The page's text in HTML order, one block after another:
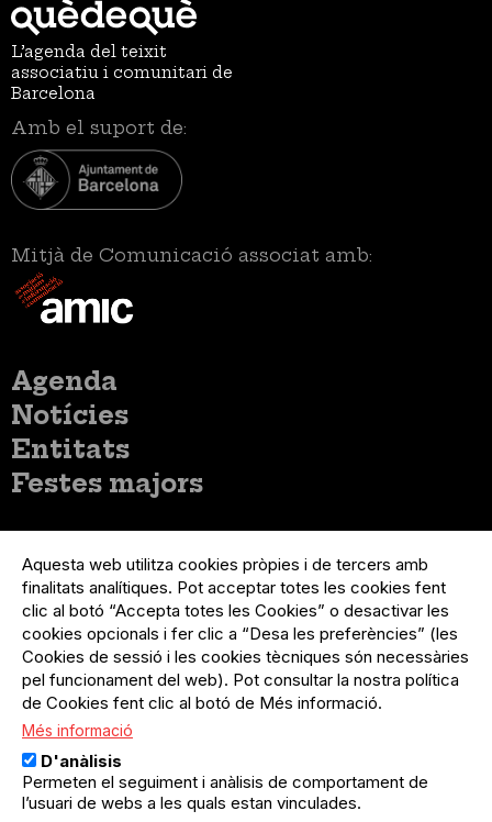
L’agenda del teixit
associatiu i comunitari de
Barcelona
Amb el suport de:
Mitjà de Comunicació associat amb:
Menú
principal
Agenda
Notícies
Entitats
Festes majors
del
compte
d'usuari
Menú
usuari
no
loggat
Registre organització
Menú
Peu
Sobre el projecte
Preguntes freqüents
Contacte
Menú
Legal
Política de privacitat
Avís legal
Política de cookies
Aquesta web utilitza cookies pròpies i de tercers amb
finalitats analítiques. Pot acceptar totes les cookies fent
clic al botó “Accepta totes les Cookies” o desactivar les
cookies opcionals i fer clic a “Desa les preferències” (les
Cookies de sessió i les cookies tècniques són necessàries
pel funcionament del web). Pot consultar la nostra política
de Cookies fent clic al botó de Més informació.
Més informació
D'anàlisis
Permeten el seguiment i anàlisis de comportament de
l’usuari de webs a les quals estan vinculades.